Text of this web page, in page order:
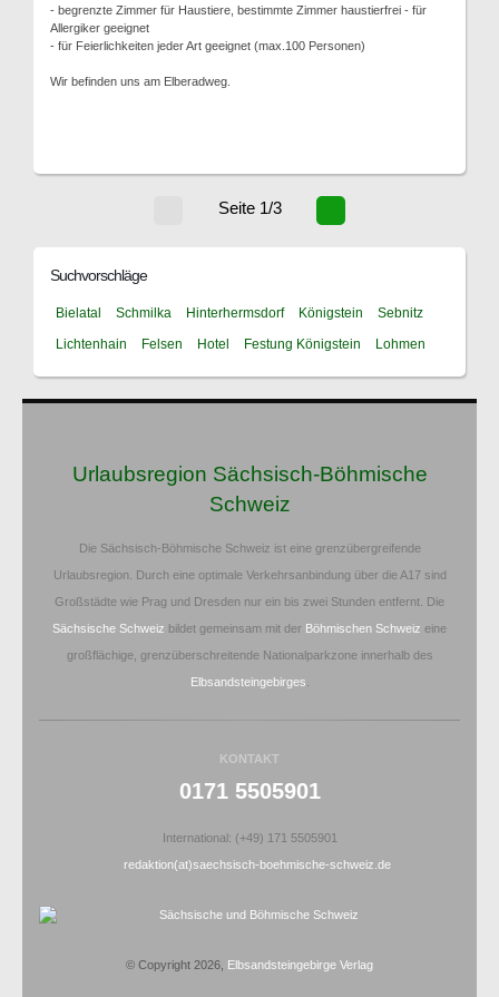
- begrenzte Zimmer für Haustiere, bestimmte Zimmer haustierfrei - für
Allergiker geeignet
- für Feierlichkeiten jeder Art geeignet (max.100 Personen)
Wir befinden uns am Elberadweg.
Seite 1/3
Suchvorschläge
Bielatal Schmilka Hinterhermsdorf Königstein
Sebnitz
Lichtenhain
Felsen Hotel Festung Königstein Lohmen
Urlaubsregion Sächsisch-Böhmische
Schweiz
Die Sächsisch-Böhmische Schweiz ist eine grenzübergreifende
Urlaubsregion. Durch eine optimale Verkehrsanbindung über die A17 sind
Großstädte wie Prag und Dresden nur ein bis zwei Stunden entfernt. Die
Sächsische Schweiz bildet gemeinsam mit der Böhmischen Schweiz eine
großflächige, grenzüberschreitende Nationalparkzone innerhalb des
Elbsandsteingebirges
KONTAKT
0171 5505901
International: (+49) 171 5505901
redaktion(at)saechsisch-boehmische-schweiz.de
© Copyright 2026, Elbsandsteingebirge Verlag